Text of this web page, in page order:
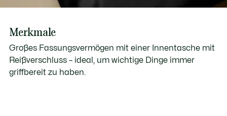
Merkmale
Großes Fassungsvermögen mit einer Innentasche mit
Reißverschluss – ideal, um wichtige Dinge immer
griffbereit zu haben.